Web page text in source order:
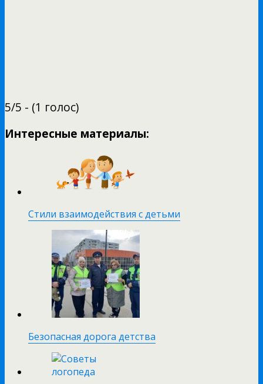
5/5 - (1 голос)
Интересные материалы:
Стили взаимодействия с детьми
Безопасная дорога детства